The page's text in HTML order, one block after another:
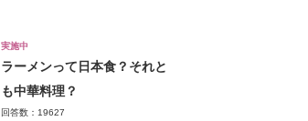
実施中
ラーメンって日本食？それと
も中華料理？
回答数：19627